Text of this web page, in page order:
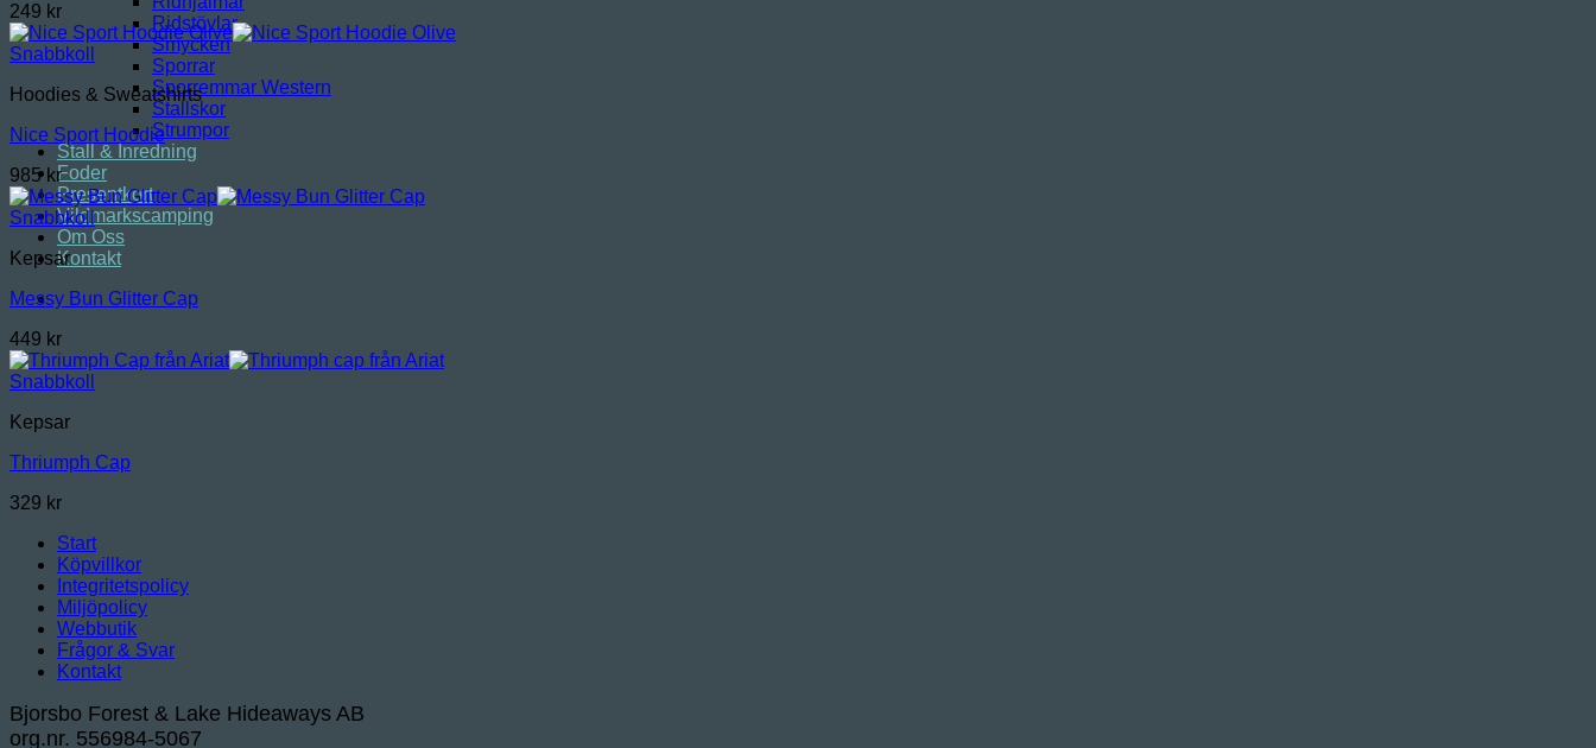
Ridstövlar
Smycken
Sporrar
Sporremmar Western
Stallskor
Strumpor
Stall & Inredning
Foder
Presentkort
Vildmarkscamping
Om Oss
Kontakt
249 kr
Snabbkoll
Hoodies & Sweatshirts
Nice Sport Hoodie
985 kr
Snabbkoll
Kepsar
Messy Bun Glitter Cap
449 kr
Snabbkoll
Kepsar
Thriumph Cap
329 kr
Start
Köpvillkor
Integritetspolicy
Miljöpolicy
Webbutik
Frågor & Svar
Kontakt
Bjorsbo Forest & Lake Hideaways AB
org.nr. 556984-5067